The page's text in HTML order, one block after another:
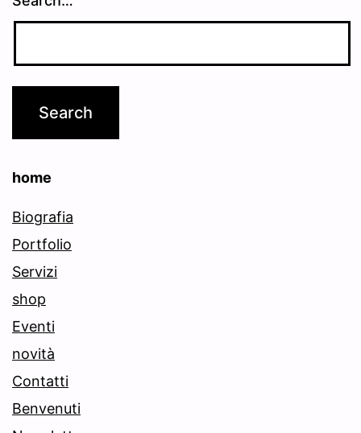
home
Biografia
Portfolio
Servizi
shop
Eventi
novità
Contatti
Benvenuti